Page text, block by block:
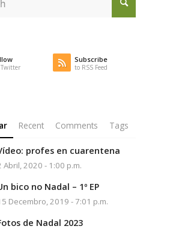
Subscribe
to RSS Feed
Recent Comments Tags
profes en cuarentena
Abril, 2020 - 1:00 p.m.
bico no Nadal – 1º EP
Decembro, 2019 - 7:01 p.m.
de Nadal 2023